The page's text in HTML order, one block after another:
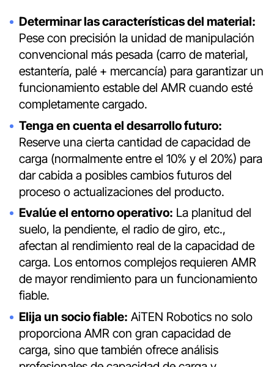
Determinar las características del material:
Pese con precisión la unidad de manipulación
convencional más pesada (carro de material,
estantería, palé + mercancía) para garantizar un
funcionamiento estable del AMR cuando esté
completamente cargado.
Tenga en cuenta el desarrollo futuro:
Reserve una cierta cantidad de capacidad de
carga (normalmente entre el 10% y el 20%) para
dar cabida a posibles cambios futuros del
proceso o actualizaciones del producto.
Evalúe el entorno operativo: La planitud del
suelo, la pendiente, el radio de giro, etc.,
afectan al rendimiento real de la capacidad de
carga. Los entornos complejos requieren AMR
de mayor rendimiento para un funcionamiento
fiable.
Elija un socio fiable: AiTEN Robotics no solo
proporciona AMR con gran capacidad de
carga, sino que también ofrece análisis